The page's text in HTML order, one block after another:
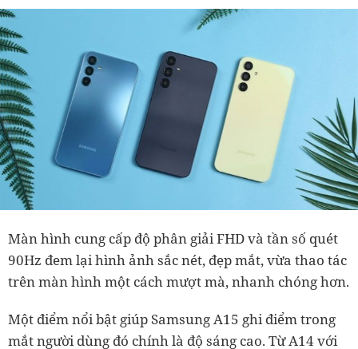
Màn hình cung cấp độ phân giải FHD và tần số quét
90Hz đem lại hình ảnh sắc nét, đẹp mắt, vừa thao tác
trên màn hình một cách mượt mà, nhanh chóng hơn.
Một điểm nổi bật giúp Samsung A15 ghi điểm trong
mắt người dùng đó chính là độ sáng cao. Từ A14 với